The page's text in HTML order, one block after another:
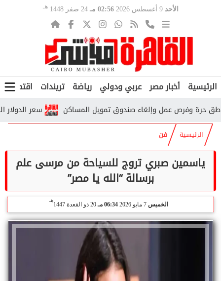
الأحد 9 أغسطس 2026 02:56 مـ 24 صفر 1448 هـ
الرئيسية أخبار مصر عربي ودولي رياضة تريندات اقتصاد
سعر الدولار اليوم الأحد 9 أغسطس 2026.. تحديث جديد في
الرئيسية فن
ياسمين صبري تروج للسياحة من مرسى علم
برسالة “الله يا مصر”
الخميس 7 مايو 2026 06:34 مـ 20 ذو القعدة 1447
هـ